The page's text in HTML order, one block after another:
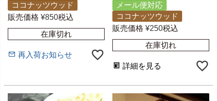
ココナッツウッド
販売価格 ¥850税込
在庫切れ
再入荷お知らせ
メール便対応
ココナッツウッド
販売価格 ¥250税込
在庫切れ
詳細を見る